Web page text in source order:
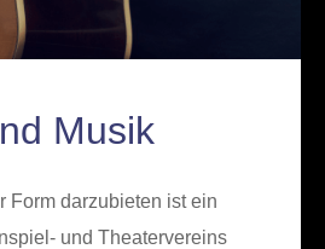
Musik
Form darzubieten ist ein
und Theatervereins